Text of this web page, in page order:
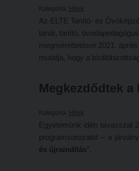
Kategória: Hírek
Az ELTE Tanító- és
tanár, tanító,
megmérettetésre 2021.
mutatja, hogy a
Megkezdődtek
Kategória: Hírek
Egyetemünk idén tavasszal
programsorozatot – a
és újraindítás”.